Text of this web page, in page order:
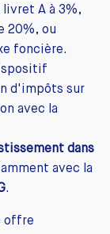
A à 3%,
20%, ou
foncière.
d'impôts sur
avec la
dans
avec la
.
offre